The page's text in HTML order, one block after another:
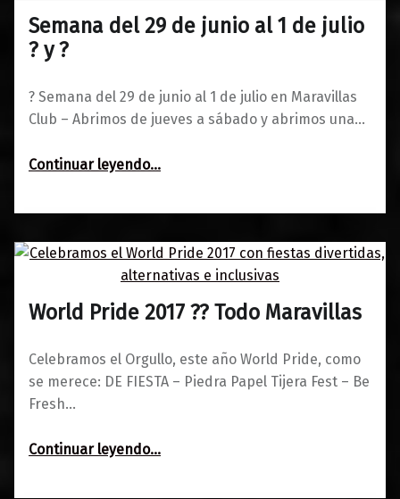
Semana del 29 de junio al 1 de julio
? y ?
? Semana del 29 de junio al 1 de julio en Maravillas
Club – Abrimos de jueves a sábado y abrimos una…
Continuar leyendo“Semana del 29 de junio al 1 de julio ? y ?”
…
27/06/2017
0
Maravillas
World Pride 2017 ?️‍? Todo Maravillas
Celebramos el Orgullo, este año World Pride, como
se merece: DE FIESTA – Piedra Papel Tijera Fest – Be
Fresh…
Continuar leyendo…
23/06/2017
0
Maravillas